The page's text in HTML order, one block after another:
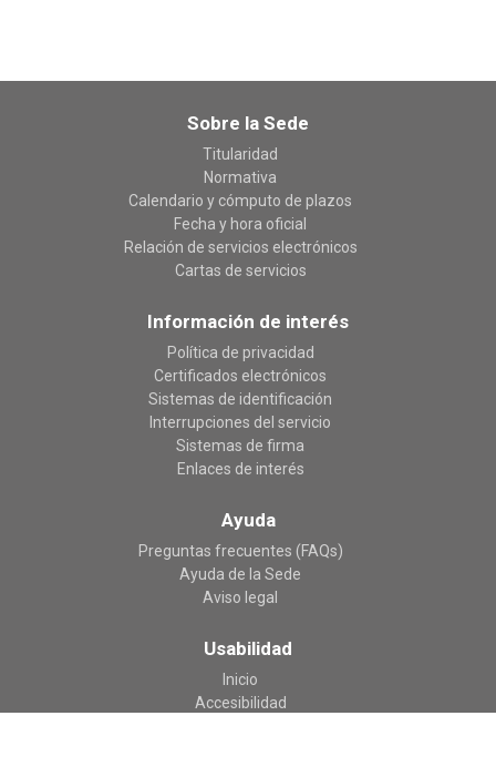
Sobre la Sede
Titularidad
Normativa
Calendario y cómputo de plazos
Fecha y hora oficial
Relación de servicios electrónicos
Cartas de servicios
Información de interés
Política de privacidad
Certificados electrónicos
Sistemas de identificación
Interrupciones del servicio
Sistemas de firma
Enlaces de interés
Ayuda
Preguntas frecuentes (FAQs)
Ayuda de la Sede
Aviso legal
Usabilidad
Inicio
Accesibilidad